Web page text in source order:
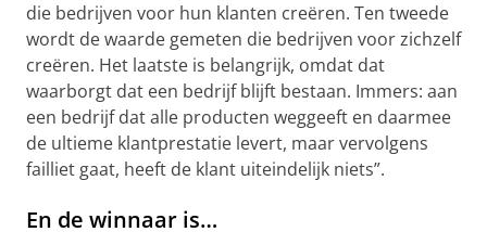
die bedrijven voor hun klanten creëren. Ten tweede
wordt de waarde gemeten die bedrijven voor zichzelf
creëren. Het laatste is belangrijk, omdat dat
waarborgt dat een bedrijf blijft bestaan. Immers: aan
een bedrijf dat alle producten weggeeft en daarmee
de ultieme klantprestatie levert, maar vervolgens
failliet gaat, heeft de klant uiteindelijk niets”.
En de winnaar is…